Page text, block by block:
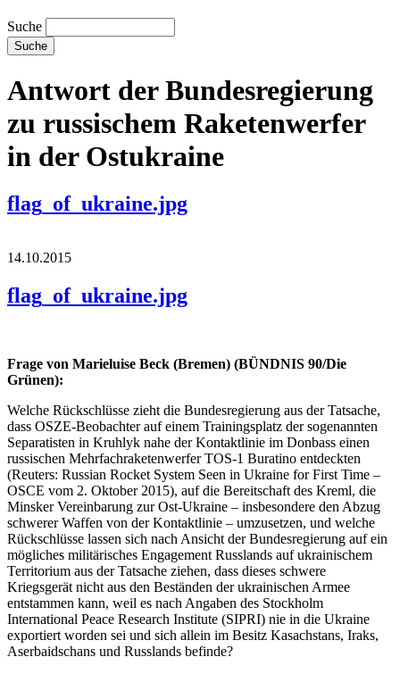
Suche
Antwort der Bundesregierung
zu russischem Raketenwerfer
in der Ostukraine
flag_of_ukraine.jpg
14.10.2015
flag_of_ukraine.jpg
Frage von Marieluise Beck (Bremen) (BÜNDNIS 90/Die
Grünen):
Welche Rückschlüsse zieht die Bundesregierung aus der Tatsache,
dass OSZE-Beobachter auf einem Trainingsplatz der sogenannten
Separatisten in Kruhlyk nahe der Kontaktlinie im Donbass einen
russischen Mehrfachraketenwerfer TOS-1 Buratino entdeckten
(Reuters: Russian Rocket System Seen in Ukraine for First Time –
OSCE vom 2. Oktober 2015), auf die Bereitschaft des Kreml, die
Minsker Vereinbarung zur Ost-Ukraine – insbesondere den Abzug
schwerer Waffen von der Kontaktlinie – umzusetzen, und welche
Rückschlüsse lassen sich nach Ansicht der Bundesregierung auf ein
mögliches militärisches Engagement Russlands auf ukrainischem
Territorium aus der Tatsache ziehen, dass dieses schwere
Kriegsgerät nicht aus den Beständen der ukrainischen Armee
entstammen kann, weil es nach Angaben des Stockholm
International Peace Research Institute (SIPRI) nie in die Ukraine
exportiert worden sei und sich allein im Besitz Kasachstans, Iraks,
Aserbaidschans und Russlands befinde?